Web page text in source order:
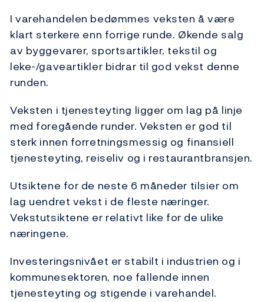
I varehandelen bedømmes veksten å være
klart sterkere enn forrige runde. Økende salg
av byggevarer, sportsartikler, tekstil og
leke-/gaveartikler bidrar til god vekst denne
runden.
Veksten i tjenesteyting ligger om lag på linje
med foregående runder. Veksten er god til
sterk innen forretningsmessig og finansiell
tjenesteyting, reiseliv og i restaurantbransjen.
Utsiktene for de neste 6 måneder tilsier om
lag uendret vekst i de fleste næringer.
Vekstutsiktene er relativt like for de ulike
næringene.
Investeringsnivået er stabilt i industrien og i
kommunesektoren, noe fallende innen
tjenesteyting og stigende i varehandel.